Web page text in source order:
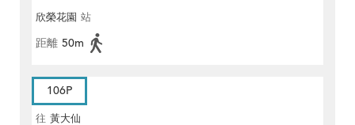
欣榮花園 站
距離 50m
106P
往 黃大仙